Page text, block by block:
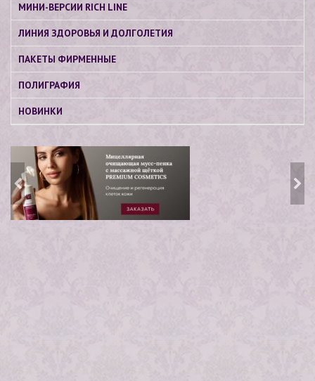
МИНИ-ВЕРСИИ RICH LINE
ЛИНИЯ ЗДОРОВЬЯ И ДОЛГОЛЕТИЯ
ПАКЕТЫ ФИРМЕННЫЕ
ПОЛИГРАФИЯ
НОВИНКИ